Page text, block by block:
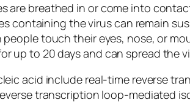
are breathed in or come into
containing the virus can remain
touch their eyes, nose, or
up to 20 days and can spread the
acid include real-time reverse
transcription loop-mediated